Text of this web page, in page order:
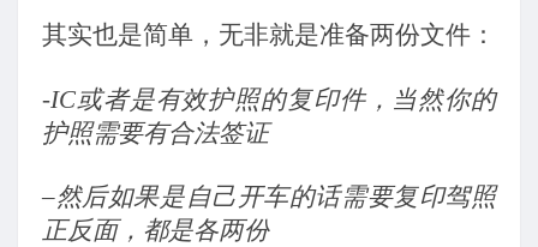
其实也是简单，无非就是准备两份文件：
-IC或者是有效护照的复印件，当然你的
护照需要有合法签证
–然后如果是自己开车的话需要复印驾照
正反面，都是各两份